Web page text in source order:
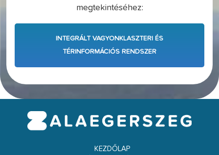
megtekintéséhez:
INTEGRÁLT VAGYONKLASZTERI ÉS
TÉRINFORMÁCIÓS RENDSZER
KEZDŐLAP